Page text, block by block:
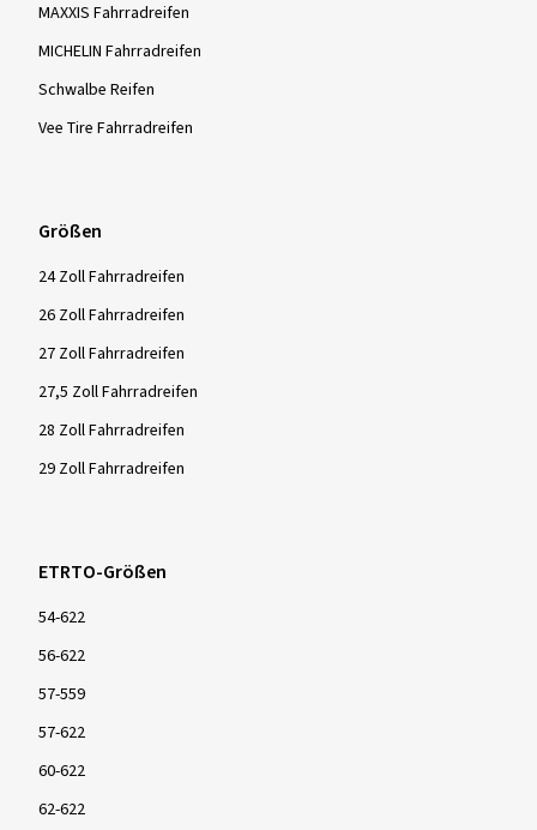
MAXXIS Fahrradreifen
MICHELIN Fahrradreifen
Schwalbe Reifen
Vee Tire Fahrradreifen
Größen
24 Zoll Fahrradreifen
26 Zoll Fahrradreifen
27 Zoll Fahrradreifen
27,5 Zoll Fahrradreifen
28 Zoll Fahrradreifen
29 Zoll Fahrradreifen
ETRTO-Größen
54-622
56-622
57-559
57-622
60-622
62-622